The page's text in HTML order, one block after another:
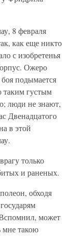
8 февраля
как еще никто
с изобретенья
Ожеро
подымается
таким густым
люди не знают,
Двенадцатого
в этой
только
и раненых.
обходя
может
мне такою